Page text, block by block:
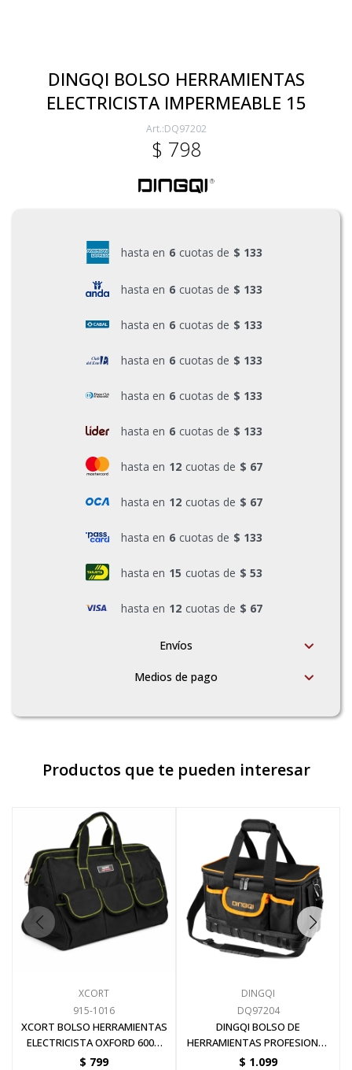
DINGQI BOLSO HERRAMIENTAS
ELECTRICISTA IMPERMEABLE 15
DQ97202
$ 798
hasta en 6 cuotas de $ 133
hasta en 6 cuotas de $ 133
hasta en 6 cuotas de $ 133
hasta en 6 cuotas de $ 133
hasta en 6 cuotas de $ 133
hasta en 6 cuotas de $ 133
hasta en 12 cuotas de $ 67
hasta en 12 cuotas de $ 67
hasta en 6 cuotas de $ 133
hasta en 15 cuotas de $ 53
hasta en 12 cuotas de $ 67
Envíos
Medios de pago
Productos que te pueden interesar
XCORT
915-1016
XCORT BOLSO HERRAMIENTAS
ELECTRICISTA OXFORD 600D
IMPERMEABLE 16 PULGADAS
$ 799
DINGQI
DQ97204
DINGQI BOLSO DE
HERRAMIENTAS PROFESIONAL
40x22x26CM
$ 1.099
Ferretería
Herramientas Eléctrica y Batería
Piscinas e Inflables